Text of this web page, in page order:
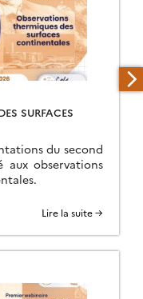
SURFACES
du second
aux observations
Lire la suite →